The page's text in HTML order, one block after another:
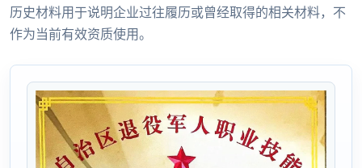
历史材料用于说明企业过往履历或曾经取得的相关材料，不
作为当前有效资质使用。